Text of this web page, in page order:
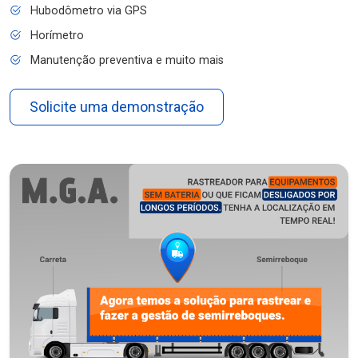
Hubodômetro via GPS
Horímetro
Manutenção preventiva e muito mais
Solicite uma demonstração